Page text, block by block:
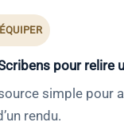
pour relire
simple pour
rendu.